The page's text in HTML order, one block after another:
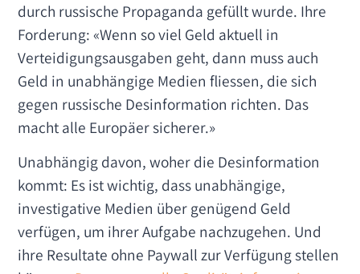
durch russische Propaganda gefüllt wurde. Ihre
Forderung: «Wenn so viel Geld aktuell in
Verteidigungsausgaben geht, dann muss auch
Geld in unabhängige Medien fliessen, die sich
gegen russische Desinformation richten. Das
macht alle Europäer sicherer.»
Unabhängig davon, woher die Desinformation
kommt: Es ist wichtig, dass unabhängige,
investigative Medien über genügend Geld
verfügen, um ihrer Aufgabe nachzugehen. Und
ihre Resultate ohne Paywall zur Verfügung stellen